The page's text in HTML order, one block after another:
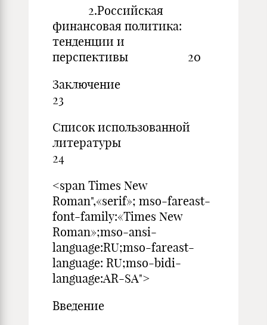
2.Российская
финансовая политика:
тенденции и
перспективы 20
23
Список использованной
24
<span Times New
Roman",«serif»; mso-fareast-
font-family:«Times New
Roman»;mso-ansi-
language:RU;mso-fareast-
language: RU;mso-bidi-
language:AR-SA">
Введение